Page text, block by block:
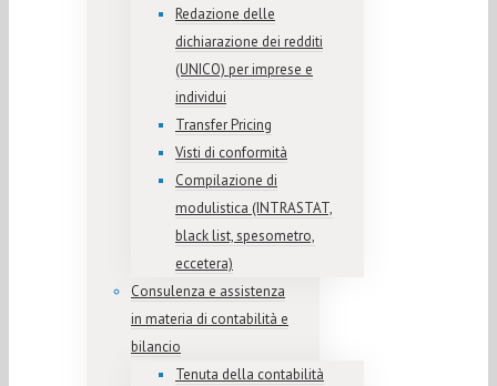
Redazione delle
dichiarazione dei redditi
(UNICO) per imprese e
individui
Transfer Pricing
Visti di conformità
Compilazione di
modulistica (INTRASTAT,
black list, spesometro,
eccetera)
Consulenza e assistenza
in materia di contabilità e
bilancio
Tenuta della contabilità